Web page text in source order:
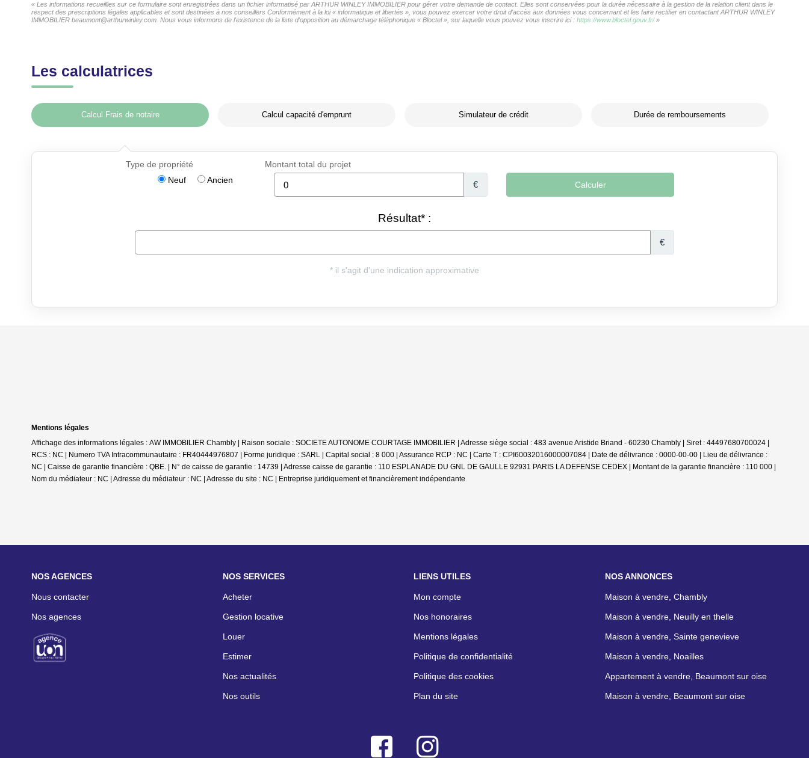
« Les informations recueillies sur ce formulaire sont enregistrées dans un fichier informatisé par ARTHUR WINLEY IMMOBILIER pour gérer votre demande de contact. Elles sont conservées pour la durée nécessaire à la gestion de la relation client dans le
respect des prescriptions légales applicables et sont destinées à nos conseillers Conformément à la loi « informatique et libertés », vous pouvez exercer votre droit d'accès aux données vous concernant et les faire rectifier en contactant ARTHUR WINLEY
IMMOBILIER beaumont@arthurwinley.com. Nous vous informons de l'existence de la liste d'opposition au démarchage téléphonique « Bloctel », sur laquelle vous pouvez vous inscrire ici : https://www.bloctel.gouv.fr/»
Les calculatrices
Calcul Frais de notaire Calcul capacité d'emprunt Simulateur de crédit Durée de remboursements
Mentions légales
Affichage des informations légales : AW IMMOBILIER Chambly | Raison sociale : SOCIETE AUTONOME COURTAGE IMMOBILIER | Adresse siège social : 483 avenue Aristide Briand - 60230 Chambly | Siret : 44497680700024 |
RCS : NC | Numero TVA Intracommunautaire : FR40444976807 | Forme juridique : SARL | Capital social : 8 000 | Assurance RCP : NC | Carte T : CPI60032016000007084 | Date de délivrance : 0000-00-00 | Lieu de délivrance :
NC | Caisse de garantie financière : QBE. | N° de caisse de garantie : 14739 | Adresse caisse de garantie : 110 ESPLANADE DU GNL DE GAULLE 92931 PARIS LA DEFENSE CEDEX | Montant de la garantie financière : 110 000 |
Nom du médiateur : NC | Adresse du médiateur : NC | Adresse du site : NC |
Entreprise juridiquement et financièrement indépendante
NOS AGENCES
Nous contacter
Nos agences
NOS SERVICES
Acheter
Gestion locative
Louer
Estimer
Nos actualités
Nos outils
LIENS UTILES
Mon compte
Nos honoraires
Mentions légales
Politique de confidentialité
Politique des cookies
Plan du site
NOS ANNONCES
Maison à vendre, Chambly
Maison à vendre, Neuilly en thelle
Maison à vendre, Sainte genevieve
Maison à vendre, Noailles
Appartement à vendre, Beaumont sur oise
Maison à vendre, Beaumont sur oise